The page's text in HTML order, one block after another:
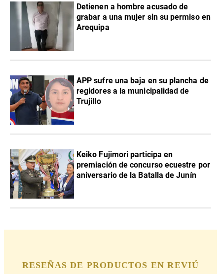
Detienen a hombre acusado de
grabar a una mujer sin su permiso en
Arequipa
APP sufre una baja en su plancha de
regidores a la municipalidad de
Trujillo
Keiko Fujimori participa en
premiación de concurso ecuestre por
aniversario de la Batalla de Junín